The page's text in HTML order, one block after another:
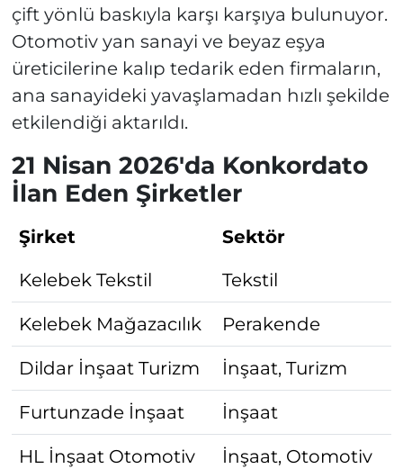
çift yönlü baskıyla karşı karşıya bulunuyor.
Otomotiv yan sanayi ve beyaz eşya
üreticilerine kalıp tedarik eden firmaların,
ana sanayideki yavaşlamadan hızlı şekilde
etkilendiği aktarıldı.
21 Nisan 2026'da Konkordato
İlan Eden Şirketler
Şirket
Sektör
Kelebek Tekstil
Tekstil
Kelebek Mağazacılık Perakende
Dildar İnşaat Turizm İnşaat, Turizm
Furtunzade İnşaat İnşaat
HL İnşaat Otomotiv İnşaat, Otomotiv